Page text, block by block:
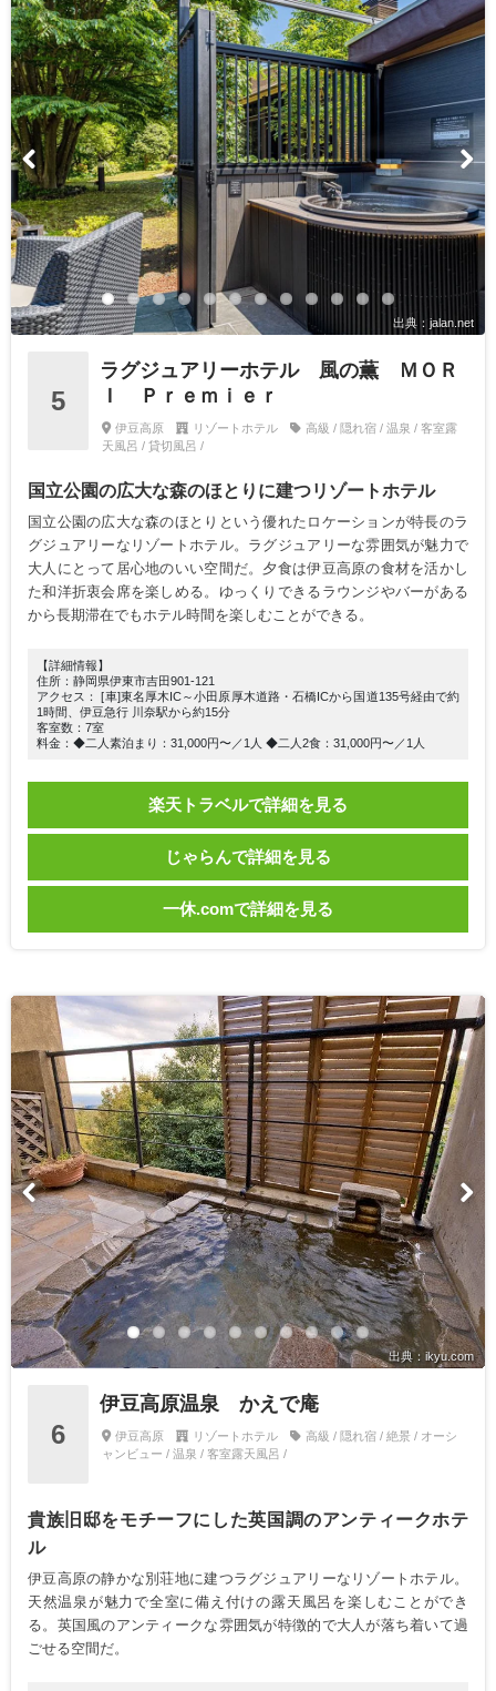
出典：jalan.net
5
ラグジュアリーホテル 風の薫 ＭＯＲ
Ｉ Ｐｒｅｍｉｅｒ
伊豆高原 リゾートホテル
高級 / 隠れ宿 / 温泉 / 客室露
天風呂 / 貸切風呂 /
国立公園の広大な森のほとりに建つリゾートホテル
国立公園の広大な森のほとりという優れたロケーションが特長のラ
グジュアリーなリゾートホテル。ラグジュアリーな雰囲気が魅力で
大人にとって居心地のいい空間だ。夕食は伊豆高原の食材を活かし
た和洋折衷会席を楽しめる。ゆっくりできるラウンジやバーがある
から長期滞在でもホテル時間を楽しむことができる。
【詳細情報】
住所：静岡県伊東市吉田901-121
アクセス： [車]東名厚木IC～小田原厚木道路・石橋ICから国道135号経由で約
1時間、伊豆急行 川奈駅から約15分
客室数：7室
料金：◆二人素泊まり：31,000円〜／1人 ◆二人2食：31,000円〜／1人
楽天トラベルで詳細を見る
じゃらんで詳細を見る
一休.comで詳細を見る
出典：ikyu.com
6
伊豆高原温泉 かえで庵
伊豆高原 リゾートホテル
高級 / 隠れ宿 / 絶景 / オーシ
ャンビュー / 温泉 / 客室露天風呂 /
貴族旧邸をモチーフにした英国調のアンティークホテ
ル
伊豆高原の静かな別荘地に建つラグジュアリーなリゾートホテル。
天然温泉が魅力で全室に備え付けの露天風呂を楽しむことができ
る。英国風のアンティークな雰囲気が特徴的で大人が落ち着いて過
ごせる空間だ。